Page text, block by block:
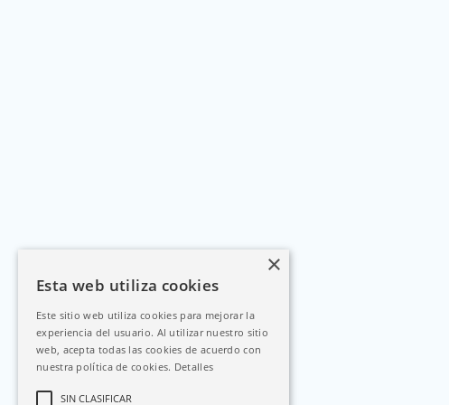
Esta web utiliza cookies
Este sitio web utiliza cookies para mejorar la
experiencia del usuario. Al utilizar nuestro sitio
web, acepta todas las cookies de acuerdo con
nuestra política de cookies. Detalles
SIN CLASIFICAR
×